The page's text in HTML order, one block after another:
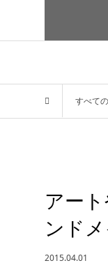
すべて
アー
ンド
2015.04.01